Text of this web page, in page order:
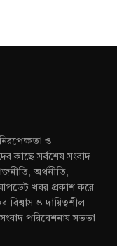
ও
কাছে সর্বশেষ সংবাদ
অর্থনীতি,
আপডেট খবর প্রকাশ করে
বিশ্বাস ও দায়িত্বশীল
সংবাদ পরিবেশনায় সততা